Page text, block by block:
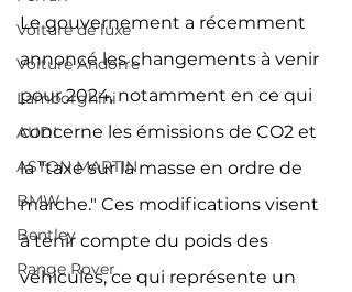
Voiture de luxe
Voiture Andorre
Lamborghini
AUDI
ASTON MARTIN
BMW
Bentley
Range Rover
Le gouvernement a récemment
annoncé les changements à venir
pour 2024, notamment en ce qui
concerne les émissions de CO2 et
la "taxe sur la masse en ordre de
marche." Ces modifications visent
à tenir compte du poids des
véhicules, ce qui représente un